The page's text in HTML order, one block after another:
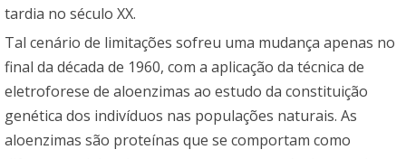
tardia no século XX.
Tal cenário de limitações sofreu uma mudança apenas no
final da década de 1960, com a aplicação da técnica de
eletroforese de aloenzimas ao estudo da constituição
genética dos indivíduos nas populações naturais. As
aloenzimas são proteínas que se comportam como